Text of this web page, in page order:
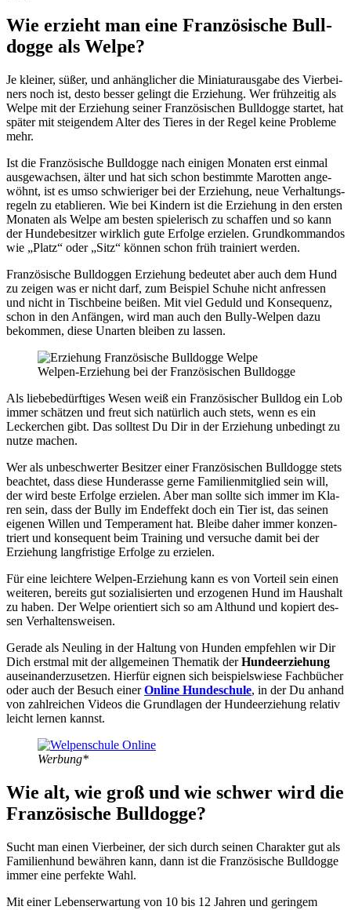
Wie erzieht man eine Fran­zö­si­sche Bull­
dog­ge als Wel­pe?
Je klei­ner, süßer, und anhäng­li­cher die Minia­tur­aus­ga­be des Vier­bei­
ners noch ist, des­to bes­ser gelingt die Erzie­hung. Wer früh­zei­tig als
Wel­pe mit der Erzie­hung sei­ner Fran­zö­si­schen Bull­dog­ge star­tet, hat
spä­ter mit stei­gen­dem Alter des Tie­res in der Regel kei­ne Pro­ble­me
mehr.
Ist die Fran­zö­si­sche Bull­dog­ge nach eini­gen Mona­ten erst ein­mal
aus­ge­wach­sen, älter und hat sich schon bestimm­te Marot­ten ange­
wöhnt, ist es umso schwie­ri­ger bei der Erzie­hung, neue Ver­hal­tungs­
re­geln zu eta­blie­ren. Wie bei Kin­dern ist die Erzie­hung in den ers­ten
Mona­ten als Wel­pe am bes­ten spie­le­risch zu schaf­fen und so kann
der Hun­de­be­sit­zer wirk­lich gute Erfol­ge erzie­len. Grund­kom­man­dos
wie „Platz“ oder „Sitz“ kön­nen schon früh trai­niert wer­den.
Fran­zö­si­sche Bull­dog­gen Erzie­hung bedeu­tet aber auch dem Hund
zu zei­gen was er nicht darf, zum Bei­spiel Schu­he nicht anfres­sen
und nicht in Tisch­bei­ne bei­ßen. Mit viel Geduld und Kon­se­quenz,
schon in den Anfän­gen, wird man auch den Bul­ly-Wel­pen dazu
bekom­men, die­se Unar­ten blei­ben zu las­sen.
Wel­pen-Erzie­hung bei der Fran­zö­si­schen Bull­dog­ge
Als lie­be­be­dürf­ti­ges Wesen weiß ein Fran­zö­si­scher Bull­dog ein Lob
immer schät­zen und freut sich natür­lich auch stets, wenn es ein
Lecker­chen gibt. Das soll­test Du Dir in der Erzie­hung unbe­dingt zu
nut­ze machen.
Wer als unbe­schwer­ter Besit­zer einer Fran­zö­si­schen Bull­dog­ge stets
beach­tet, dass die­se Hun­de­ras­se ger­ne Fami­li­en­mit­glied sein will,
der wird bes­te Erfol­ge erzie­len. Aber man soll­te sich immer im Kla­
ren sein, dass der Bul­ly im End­ef­fekt doch ein Tier ist, das sei­nen
eige­nen Wil­len und Tem­pe­ra­ment hat. Blei­be daher immer kon­zen­
triert und kon­se­quent beim Trai­ning und ver­su­che damit bei der
Erzie­hung lang­fris­ti­ge Erfol­ge zu erzie­len.
Für eine leich­te­re Wel­pen-Erzie­hung kann es von Vor­teil sein einen
wei­te­ren, bereits gut sozia­li­sier­ten und erzo­ge­nen Hund im Haus­halt
zu haben. Der Wel­pe ori­en­tiert sich so am Alt­hund und kopiert des­
sen Ver­hal­tens­wei­sen.
Gera­de als Neu­ling in der Hal­tung von Hun­den emp­feh­len wir Dir
Dich erst­mal mit der all­ge­mei­nen The­ma­tik derHun­de­er­zie­hung
aus­ein­an­der­zu­set­zen. Hier­für eig­nen sich bei­spiels­wie­se Fach­bü­cher
oder auch der Besuch einerOnline Hun­de­schu­le, in der Du anhand
von zahl­rei­chen Vide­os die Grund­la­gen der Hun­de­er­zie­hung rela­tiv
leicht ler­nen kannst.
Wer­bung*
Wie alt, wie groß und wie schwer wird die
Fran­zö­si­sche Bull­dog­ge?
Sucht man einen Vier­bei­ner, der sich durch sei­nen Cha­rak­ter gut als
Fami­li­en­hund bewäh­ren kann, dann ist die Fran­zö­si­sche Bull­dog­ge
immer eine per­fek­te Wahl.
Mit einer Lebens­er­war­tung von 10 bis 12 Jah­ren und gerin­gem